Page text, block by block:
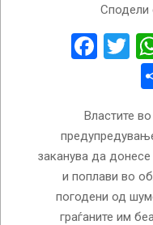
Сподели
Властите
заканува да
и поплави во
погодени од
граѓаните им